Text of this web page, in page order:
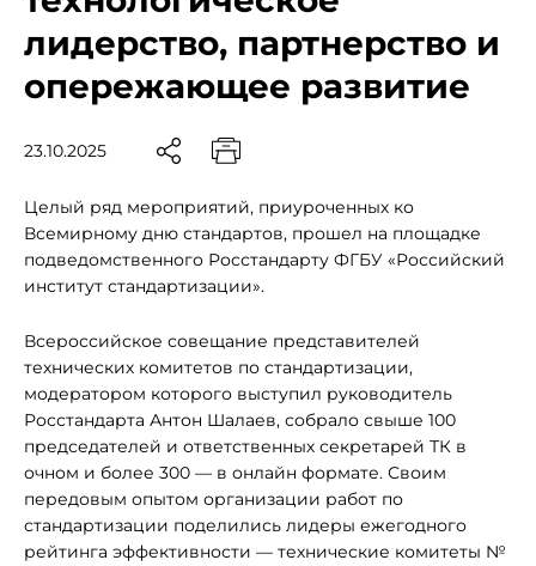
лидерство, партнерство и
опережающее развитие
23.10.2025
Целый ряд мероприятий, приуроченных ко
Всемирному дню стандартов, прошел на площадке
подведомственного Росстандарту ФГБУ «Российский
институт стандартизации».
Всероссийское совещание представителей
технических комитетов по стандартизации,
модератором которого выступил руководитель
Росстандарта Антон Шалаев, собрало свыше 100
председателей и ответственных секретарей ТК в
очном и более 300 — в онлайн формате. Своим
передовым опытом организации работ по
стандартизации поделились лидеры ежегодного
рейтинга эффективности — технические комитеты №